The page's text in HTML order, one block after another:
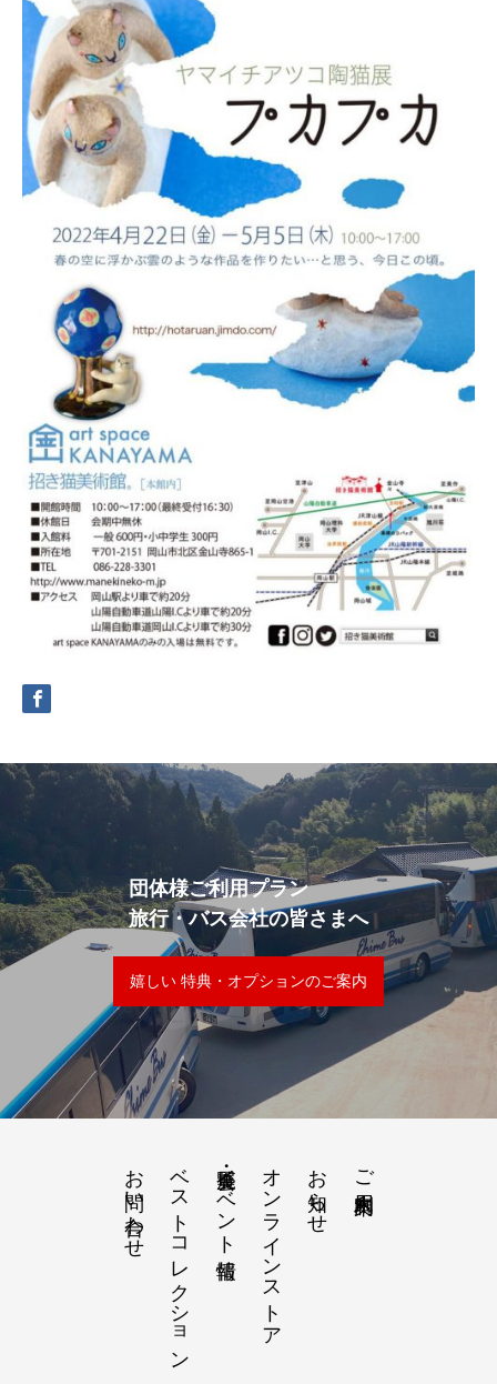
団体様ご利用プラン
旅行・バス会社の皆さまへ
嬉しい 特典・オプションのご案内
ご利用案内
お知らせ
オンラインストア
展覧会・イベント情報
ベストコレクション
お問い合わせ